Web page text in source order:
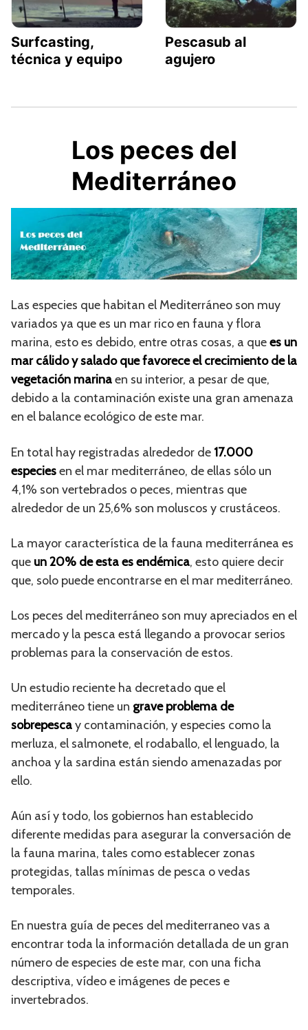
Surfcasting,
técnica y equipo
Pescasub al
agujero
Los peces del
Mediterráneo
Las especies que habitan el Mediterráneo son muy
variados ya que es un mar rico en fauna y flora
marina, esto es debido, entre otras cosas, a quees un
mar cálido y salado que favorece el crecimiento de la
vegetación marinaen su interior, a pesar de que,
debido a la contaminación existe una gran amenaza
en el balance ecológico de este mar.
En total hay registradas alrededor de17.000
especiesen el mar mediterráneo, de ellas sólo un
4,1% son vertebrados o peces, mientras que
alrededor de un 25,6% son moluscos y crustáceos.
La mayor característica de la fauna mediterránea es
que un 20% de esta es endémica, esto quiere decir
que, solo puede encontrarse en el mar mediterráneo.
Los peces del mediterráneo son muy apreciados en el
mercado y la pesca está llegando a provocar serios
problemas para la conservación de estos.
Un estudio reciente ha decretado que el
mediterráneo tiene un grave problema de
sobrepescay contaminación, y especies como la
merluza, el salmonete, el rodaballo, el lenguado, la
anchoa y la sardina están siendo amenazadas por
ello.
Aún así y todo, los gobiernos han establecido
diferente medidas para asegurar la conversación de
la fauna marina, tales como establecer zonas
protegidas, tallas mínimas de pesca o vedas
temporales.
En nuestra guía de peces del mediterraneo vas a
encontrar toda la información detallada de un gran
número de especies de este mar, con una ficha
descriptiva, vídeo e imágenes de peces e
invertebrados.